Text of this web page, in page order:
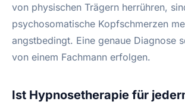
von physischen Trägern herrühren,
psychosomatische Kopfschmerzen
angstbedingt. Eine genaue Diagnose
von einem Fachmann erfolgen.
Ist Hypnosetherapie für